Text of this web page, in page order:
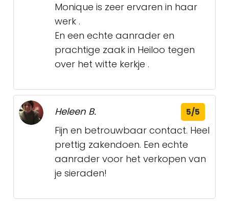
Monique is zeer ervaren in haar
werk .
En een echte aanrader en
prachtige zaak in Heiloo tegen
over het witte kerkje .
Heleen B. 5/5
Fijn en betrouwbaar contact. Heel
prettig zakendoen. Een echte
aanrader voor het verkopen van
je sieraden!